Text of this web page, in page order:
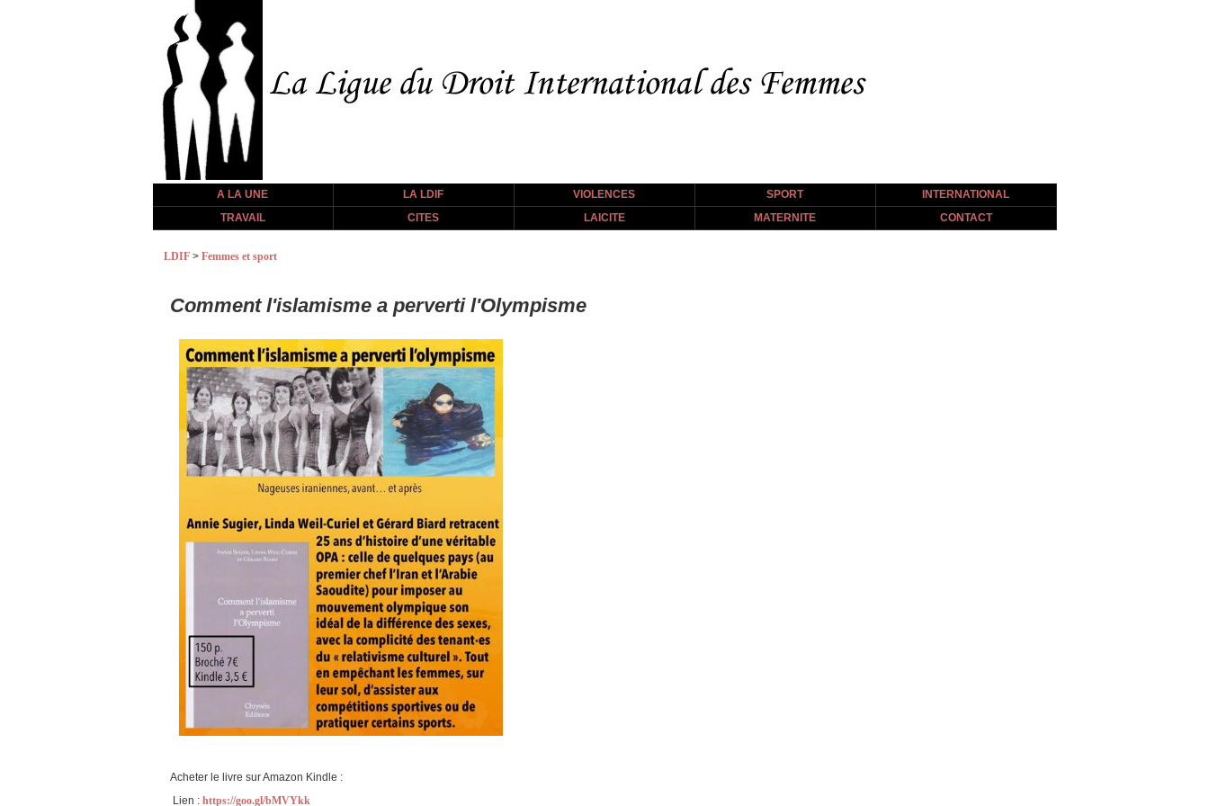
A LA UNE LA LDIF VIOLENCES SPORT
INTERNATIONAL
TRAVAIL
CITES LAICITE MATERNITE CONTACT
LDIF > Femmes et sport
Comment l'islamisme a perverti l'Olympisme
Acheter le livre sur Amazon Kindle :
Lien : https://goo.gl/bMVYkk